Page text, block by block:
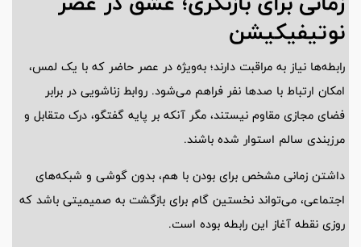
نوتیفیکیشن
رابطه‌ها نیاز به مراقبت دارند؛ به‌ویژه در عصر حاضر که با یک لمس،
امکان ارتباط با صدها نفر فراهم می‌شود. روابط زناشویی در برابر
فضای مجازی مقاوم نیستند، مگر آنکه بر پایه گفتگو، درک متقابل و
مرزبندی سالم استوار شده باشند.
داشتن زمانی مشخص برای بودن با هم، بدون گوشی و شبکه‌های
اجتماعی، می‌تواند نخستین گام برای بازگشت به صمیمیتی باشد که
روزی نقطه آغاز این رابطه بوده است.